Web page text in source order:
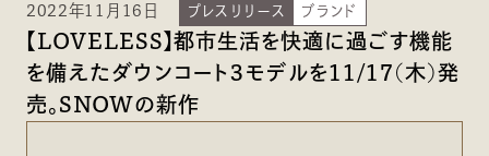
2022年11月16日 プレスリリース ブランド
【LOVELESS】都市生活を快適に過ごす機能
を備えたダウンコート３モデルを11/17(木)発
売。SNOWの新作